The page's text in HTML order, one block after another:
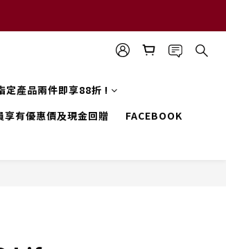
定產品兩件即享88折 !
享有優惠價及現金回贈
FACEBOOK